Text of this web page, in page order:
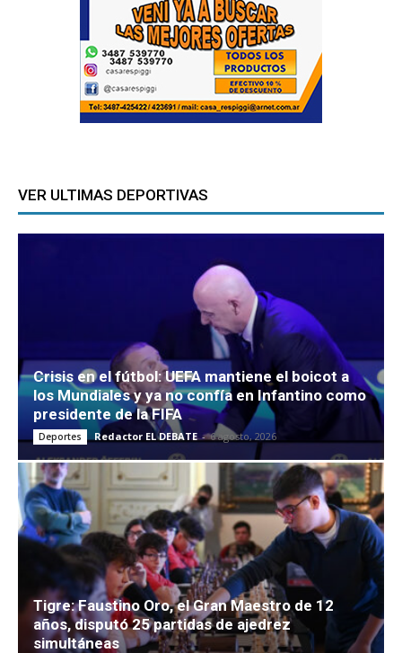
VER ULTIMAS DEPORTIVAS
Crisis en el fútbol: UEFA mantiene el boicot a
los Mundiales y ya no confía en Infantino como
presidente de la FIFA
Deportes Redactor EL DEBATE - 6 agosto, 2026
Tigre: Faustino Oro, el Gran Maestro de 12
años, disputó 25 partidas de ajedrez
simultáneas